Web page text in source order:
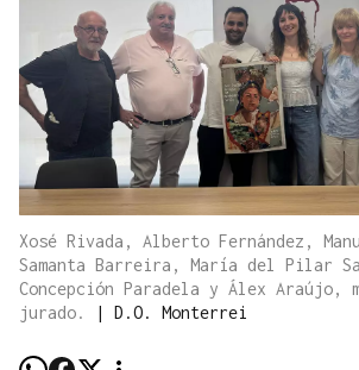
Xosé Rivada, Alberto Fernández,
Samanta Barreira, María del Pilar
Concepción Paradela y Álex Araújo,
jurado.
| D.O. Monterrei